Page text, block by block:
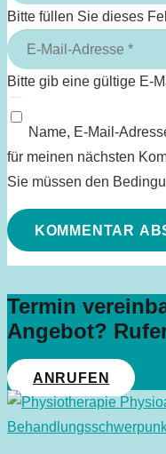
Bitte füllen Sie dieses
Bitte gib eine gültige E-
Name, E-Mail-
für meinen nächsten
Sie müssen den
KOMMENTAR
Termin
Angebot?
ANRUFEN